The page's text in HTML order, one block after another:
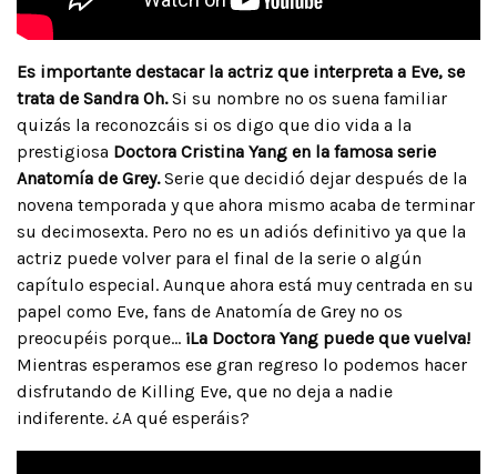
Es importante destacar la actriz que interpreta a Eve, se
trata de Sandra Oh.Si su nombre no os suena familiar
quizás la reconozcáis si os digo que dio vida a la
prestigiosa Doctora Cristina Yang en la famosa serie
Anatomía de Grey.Serie que decidió dejar después de la
novena temporada y que ahora mismo acaba de terminar
su decimosexta. Pero no es un adiós definitivo ya que la
actriz puede volver para el final de la serie o algún
capítulo especial. Aunque ahora está muy centrada en su
papel como Eve, fans de Anatomía de Grey no os
preocupéis porque… ¡La Doctora Yang puede que vuelva!
Mientras esperamos ese gran regreso lo podemos hacer
disfrutando de Killing Eve, que no deja a nadie
indiferente. ¿A qué esperáis?